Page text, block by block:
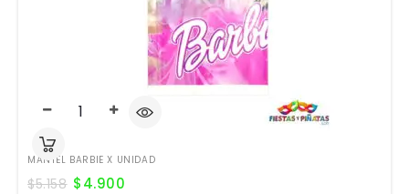
MANTEL BARBIE X UNIDAD
$5.158 $4.900